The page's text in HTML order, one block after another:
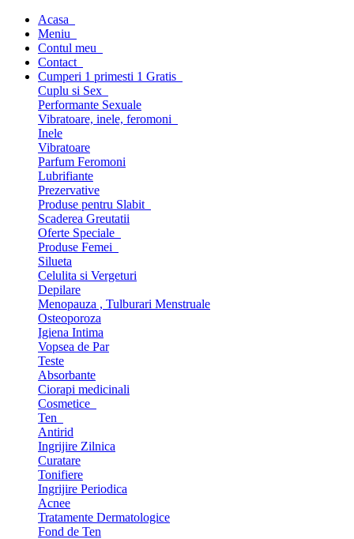
Acasa
Meniu
Contul meu
Contact
Cumperi 1 primesti 1 Gratis
Cuplu si Sex
Performante Sexuale
Vibratoare, inele, feromoni
Inele
Vibratoare
Parfum Feromoni
Lubrifiante
Prezervative
Produse pentru Slabit
Scaderea Greutatii
Oferte Speciale
Produse Femei
Silueta
Celulita si Vergeturi
Depilare
Menopauza , Tulburari Menstruale
Osteoporoza
Igiena Intima
Vopsea de Par
Teste
Absorbante
Ciorapi medicinali
Cosmetice
Ten
Antirid
Ingrijire Zilnica
Curatare
Tonifiere
Ingrijire Periodica
Acnee
Tratamente Dermatologice
Fond de Ten